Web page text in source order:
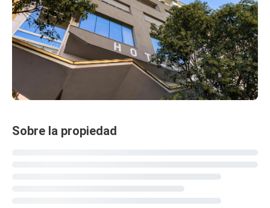
Sobre la propiedad